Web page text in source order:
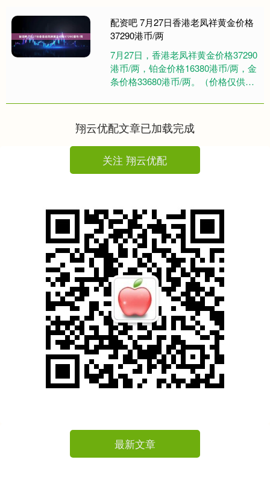
配资吧 7月27日香港老凤祥黄金价格
37290港币/两
7月27日，香港老凤祥黄金价格37290
港币/两，铂金价格16380港币/两，金
条价格33680港币/两。（价格仅供参
交易所现货....
翔云优配文章已加载完成
关注 翔云优配
最新文章